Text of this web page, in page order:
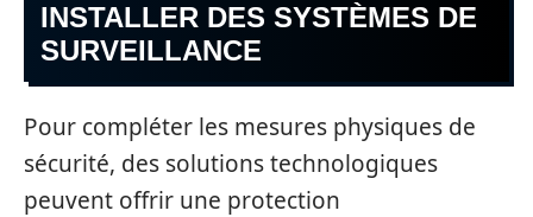
INSTALLER DES SYSTÈMES DE
SURVEILLANCE
Pour compléter les mesures physiques de
sécurité, des solutions technologiques
peuvent offrir une protection